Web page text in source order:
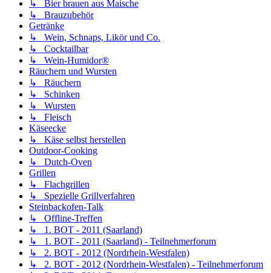
↳ Bier brauen aus Maische
↳ Brauzubehör
Getränke
↳ Wein, Schnaps, Likör und Co.
↳ Cocktailbar
↳ Wein-Humidor®
Räuchern und Wursten
↳ Räuchern
↳ Schinken
↳ Wursten
↳ Fleisch
Käseecke
↳ Käse selbst herstellen
Outdoor-Cooking
↳ Dutch-Oven
Grillen
↳ Flachgrillen
↳ Spezielle Grillverfahren
Steinbackofen-Talk
↳ Offline-Treffen
↳ 1. BOT - 2011 (Saarland)
↳ 1. BOT - 2011 (Saarland) - Teilnehmerforum
↳ 2. BOT - 2012 (Nordrhein-Westfalen)
↳ 2. BOT - 2012 (Nordrhein-Westfalen) - Teilnehmerforum